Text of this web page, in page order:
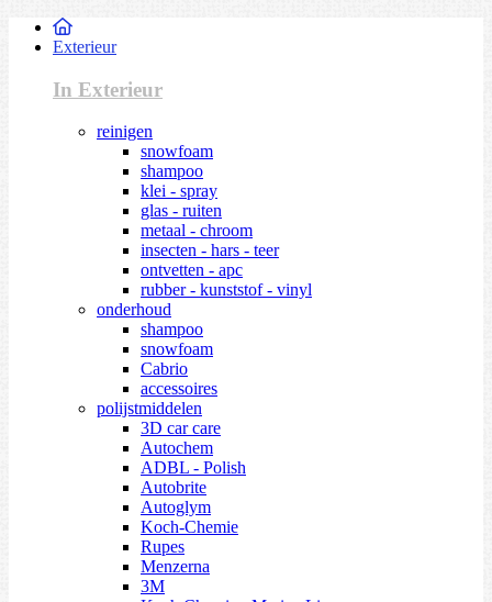
Exterieur
In Exterieur
reinigen
snowfoam
shampoo
klei - spray
glas - ruiten
metaal - chroom
insecten - hars - teer
ontvetten - apc
rubber - kunststof - vinyl
onderhoud
shampoo
snowfoam
Cabrio
accessoires
polijstmiddelen
3D car care
Autochem
ADBL - Polish
Autobrite
Autoglym
Koch-Chemie
Rupes
Menzerna
3M